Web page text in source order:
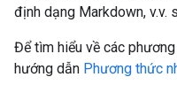
định dạng Markdown, v.v.
Để tìm hiểu về các
hướng dẫn Phương thức